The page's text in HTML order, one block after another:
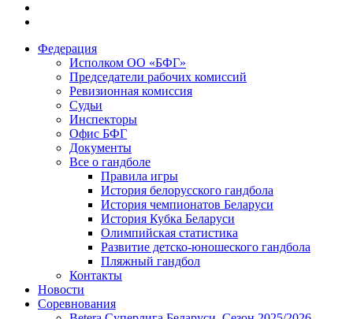
Федерация
Исполком ОО «БФГ»
Председатели рабочих комиссий
Ревизионная комиссия
Судьи
Инспекторы
Офис БФГ
Документы
Все о гандболе
Правила игры
История белорусского гандбола
История чемпионатов Беларуси
История Кубка Беларуси
Олимпийская статистика
Развитие детско-юношеского гандбола
Пляжный гандбол
Контакты
Новости
Соревнования